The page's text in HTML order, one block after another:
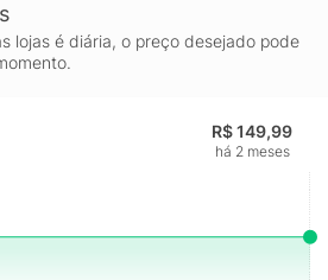
lojas é diária, o preço desejado pode
R$ 149,99
há 2 meses